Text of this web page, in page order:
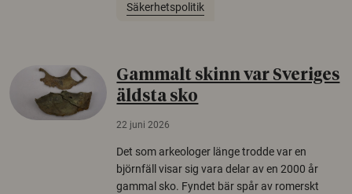
Säkerhetspolitik
Gammalt skinn var Sveriges
äldsta sko
22 juni 2026
Det som arkeologer länge trodde var en
björnfäll visar sig vara delar av en 2000 år
gammal sko. Fyndet bär spår av romerskt